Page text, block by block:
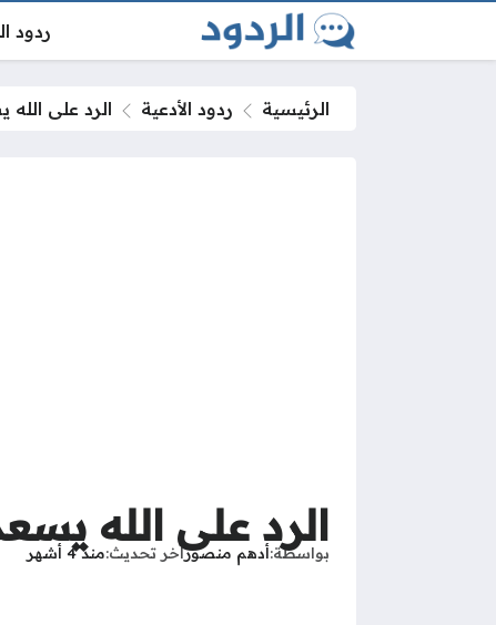
ردود
الرئيسية ردود الأدعية الرد على
الرد على الله
بواسطة أدهم منصورآخر تحديث منذ 4 أشهر